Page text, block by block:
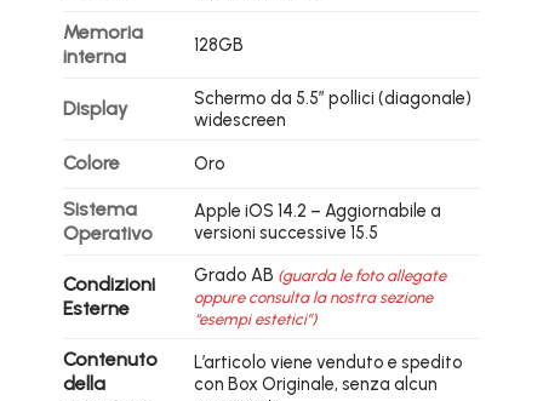
Memoria
interna
128GB
Display
Schermo da 5.5″ pollici (diagonale)
widescreen
Colore Oro
Sistema
Operativo
Apple iOS 14.2 – Aggiornabile a
versioni successive 15.5
Condizioni
Esterne
Grado AB (guarda le foto allegate
oppure consulta la nostra sezione
“esempi estetici”)
Contenuto
della
L’articolo viene venduto e spedito
con Box Originale, senza alcun